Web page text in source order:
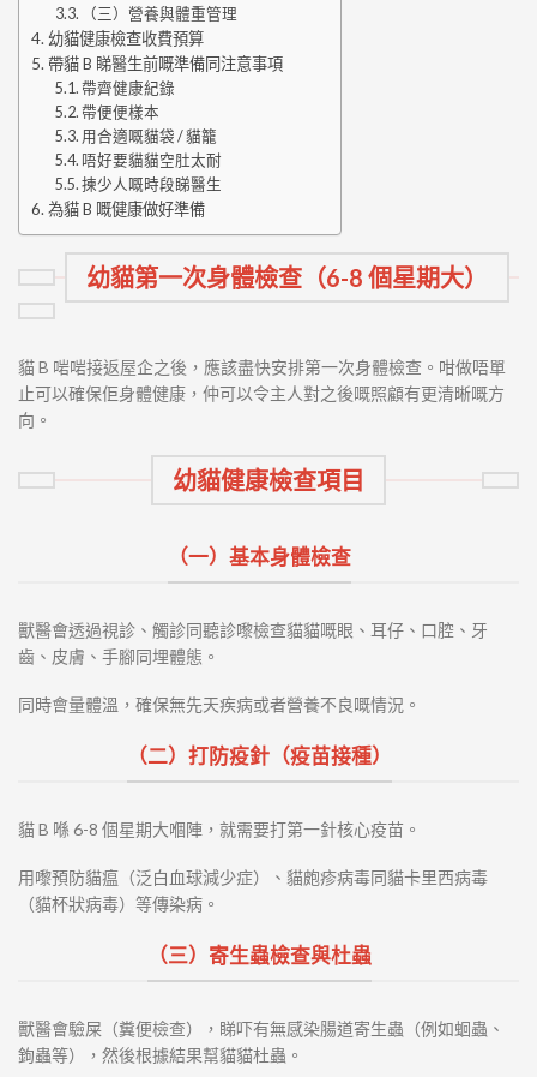
（三）營養與體重管理
幼貓健康檢查收費預算
帶貓 B 睇醫生前嘅準備同注意事項
帶齊健康紀錄
帶便便樣本
用合適嘅貓袋 / 貓籠
唔好要貓貓空肚太耐
揀少人嘅時段睇醫生
為貓 B 嘅健康做好準備
幼貓第一次身體檢查（6-8 個星期大）
貓 B 啱啱接返屋企之後，應該盡快安排第一次身體檢查。咁做唔單
止可以確保佢身體健康，仲可以令主人對之後嘅照顧有更清晰嘅方
向。
幼貓健康檢查項目
（一）基本身體檢查
獸醫會透過視診、觸診同聽診嚟檢查貓貓嘅眼、耳仔、口腔、牙
齒、皮膚、手腳同埋體態。
同時會量體溫，確保無先天疾病或者營養不良嘅情況。
（二）打防疫針（疫苗接種）
貓 B 喺 6-8 個星期大嗰陣，就需要打第一針核心疫苗。
用嚟預防貓瘟（泛白血球減少症）、貓皰疹病毒同貓卡里西病毒
（貓杯狀病毒）等傳染病。
（三）寄生蟲檢查與杜蟲
獸醫會驗屎（糞便檢查），睇吓有無感染腸道寄生蟲（例如蛔蟲、
鉤蟲等），然後根據結果幫貓貓杜蟲。